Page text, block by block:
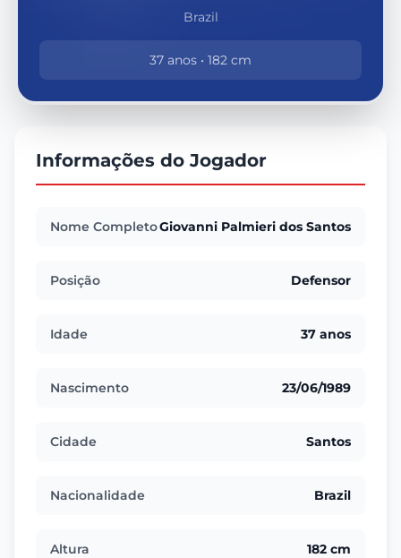
Brazil
37 anos • 182 cm
Informações do Jogador
Nome CompletoGiovanni Palmieri dos Santos
Posição Defensor
Idade 37 anos
Nascimento 23/06/1989
Cidade Santos
Nacionalidade Brazil
Altura 182 cm